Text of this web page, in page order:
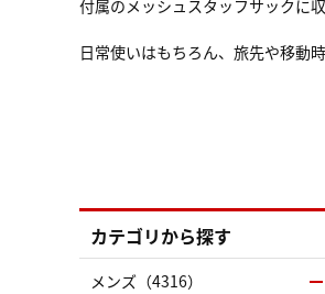
付属のメッシュスタッフサックに
日常使いはもちろん、旅先や移動
カテゴリから探す
メンズ（4316）